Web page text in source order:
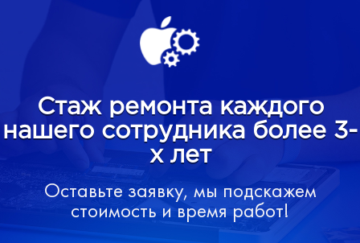
Стаж ремонта каждого
нашего сотрудника более 3-
х лет
Оставьте заявку, мы подскажем
стоимость и время работ!